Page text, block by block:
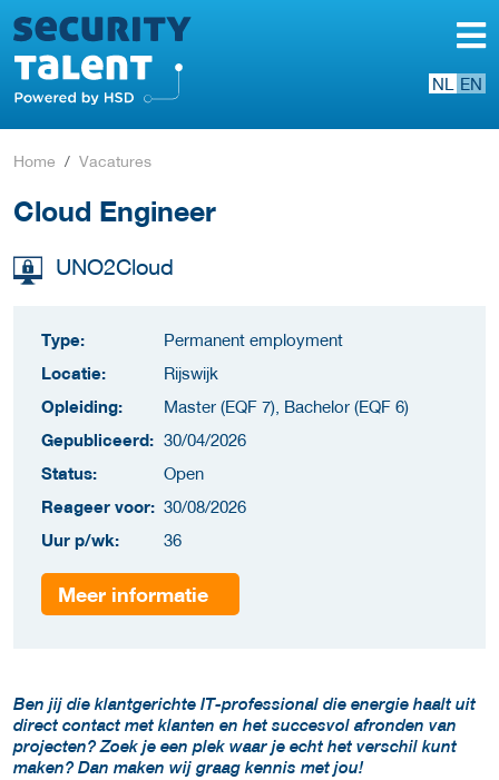
NL EN
Home Vacatures
Cloud Engineer
UNO2Cloud
Type:
Permanent employment
Locatie:
Rijswijk
Opleiding:
Master (EQF 7), Bachelor (EQF 6)
Gepubliceerd: 30/04/2026
Status:
Open
Reageer voor: 30/08/2026
Uur p/wk:
36
Meer informatie
Ben jij die klantgerichte IT-professional die energie haalt uit
direct contact met klanten en het succesvol afronden van
projecten? Zoek je een plek waar je echt het verschil kunt
maken? Dan maken wij graag kennis met jou!